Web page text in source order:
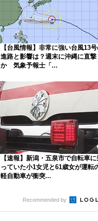
【台風情報】非常に強い台風13
進路と影響は？週末に沖縄に直撃
か 気象予報士「...
【速報】新潟・五泉市で自転車に
っていた小1女児と61歳女が運転
軽自動車が衝突...
Recommended by